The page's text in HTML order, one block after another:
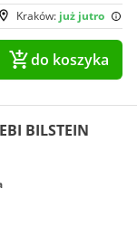
Kraków: już jutro
do koszyka
BILSTEIN